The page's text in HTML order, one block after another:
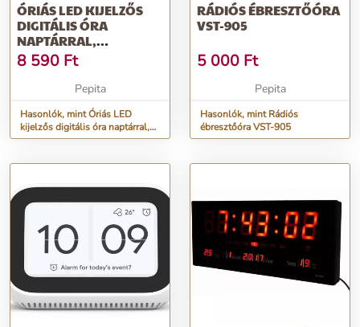
ÓRIÁS LED KIJELZŐS
DIGITÁLIS ÓRA
NAPTÁRRAL,
HŐMÉRŐVEL ÉS
ÉBRESZTŐVEL
8 590 Ft
Pepita
Hasonlók, mint Óriás LED
kijelzős digitális óra naptárral,
hőmérővel és ébresztővel
RÁDIÓS ÉBRESZTŐÓRA
VST-905
5 000 Ft
Pepita
Hasonlók, mint Rádiós
ébresztőóra VST-905